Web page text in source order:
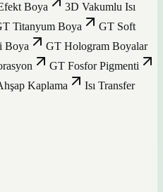
Boya
3D Vakumlu Isı
Titanyum Boya
GT Soft
Boya
GT Hologram Boyalar
GT Fosfor Pigmenti
Kaplama
Isı Transfer